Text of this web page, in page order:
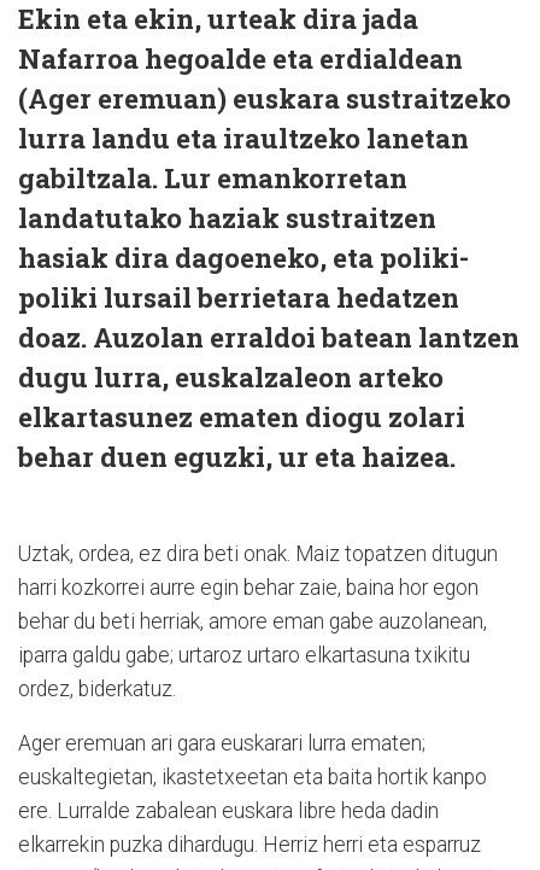
Ekin eta ekin, urteak dira jada
Nafarroa hegoalde eta erdialdean
(Ager eremuan) euskara sustraitzeko
lurra landu eta iraultzeko lanetan
gabiltzala. Lur emankorretan
landatutako haziak sustraitzen
hasiak dira dagoeneko, eta poliki-
poliki lursail berrietara hedatzen
doaz. Auzolan erraldoi batean lantzen
dugu lurra, euskalzaleon arteko
elkartasunez ematen diogu zolari
behar duen eguzki, ur eta haizea.
Uztak, ordea, ez dira beti onak. Maiz topatzen ditugun
harri kozkorrei aurre egin behar zaie, baina hor egon
behar du beti herriak, amore eman gabe auzolanean,
iparra galdu gabe; urtaroz urtaro elkartasuna txikitu
ordez, biderkatuz.
Ager eremuan ari gara euskarari lurra ematen;
euskaltegietan, ikastetxeetan eta baita hortik kanpo
ere. Lurralde zabalean euskara libre heda dadin
elkarrekin puzka dihardugu. Herriz herri eta esparruz